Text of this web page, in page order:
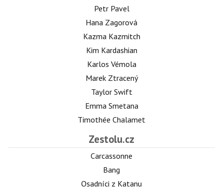
Petr Pavel
Hana Zagorová
Kazma Kazmitch
Kim Kardashian
Karlos Vémola
Marek Ztracený
Taylor Swift
Emma Smetana
Timothée Chalamet
Zestolu.cz
Carcassonne
Bang
Osadníci z Katanu